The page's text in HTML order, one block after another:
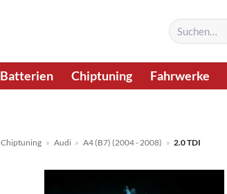
Suchen
nach:
Batterien Chiptuning Fahrwerke
Chiptuning » Audi » A4 (B7) (2004 - 2008) » 2.0 TDI